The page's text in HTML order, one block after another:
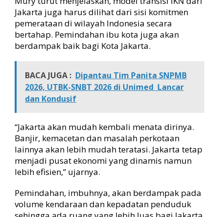
Jakarta juga harus dilihat dari sisi komitmen
pemerataan di wilayah Indonesia secara
bertahap. Pemindahan ibu kota juga akan
berdampak baik bagi Kota Jakarta.
BACA JUGA : Dipantau Tim Panita SNPMB
2026, UTBK-SNBT 2026 di Unimed Lancar
dan Kondusif
“Jakarta akan mudah kembali menata dirinya.
Banjir, kemacetan dan masalah perkotaan
lainnya akan lebih mudah teratasi. Jakarta tetap
menjadi pusat ekonomi yang dinamis namun
lebih efisien,” ujarnya.
Pemindahan, imbuhnya, akan berdampak pada
volume kendaraan dan kepadatan penduduk